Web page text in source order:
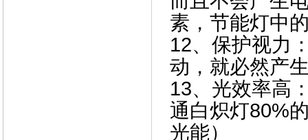
素，节能灯中
12、保护视力
动，就必然产
13、光效率高
通白炽灯80%
光能）